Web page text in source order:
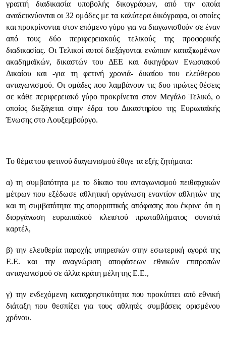
γραπτή διαδικασία υποβολής δικογράφων, από την οποία
αναδεικνύονται οι 32 ομάδες με τα καλύτερα δικόγραφα, οι οποίες
και προκρίνονται στον επόμενο γύρο για να διαγωνισθούν σε έναν
από τους δύο περιφερειακούς τελικούς της προφορικής
διαδικασίας. Οι Τελικοί αυτοί διεξάγονται ενώπιον καταξιωμένων
ακαδημαϊκών, δικαστών του ΔΕΕ και δικηγόρων Ενωσιακού
Δικαίου και -για τη φετινή χρονιά- δικαίου του ελεύθερου
ανταγωνισμού. Οι ομάδες που λαμβάνουν τις δυο πρώτες θέσεις
σε κάθε περιφερειακό γύρο προκρίνεται στον Μεγάλο Τελικό, ο
οποίος διεξάγεται στην έδρα του Δικαστηρίου της Ευρωπαϊκής
Ένωσης στο Λουξεμβούργο.
Το θέμα του φετινού διαγωνισμού έθιγε τα εξής ζητήματα:
α) τη συμβατότητα με το δίκαιο του ανταγωνισμού πειθαρχικών
μέτρων που εξέδωσε αθλητική οργάνωση εναντίον αθλητών της
και τη συμβατότητα της απορριπτικής απόφασης που έκρινε ότι η
διοργάνωση ευρωπαϊκού κλειστού πρωταθλήματος συνιστά
καρτέλ,
β) την ελευθερία παροχής υπηρεσιών στην εσωτερική αγορά της
Ε.Ε. και την αναγνώριση αποφάσεων εθνικών επιτροπών
ανταγωνισμού σε άλλα κράτη μέλη της Ε.Ε.,
γ) την ενδεχόμενη καταχρηστικότητα που προκύπτει από εθνική
διάταξη που θεσπίζει για τους αθλητές συμβάσεις ορισμένου
χρόνου.